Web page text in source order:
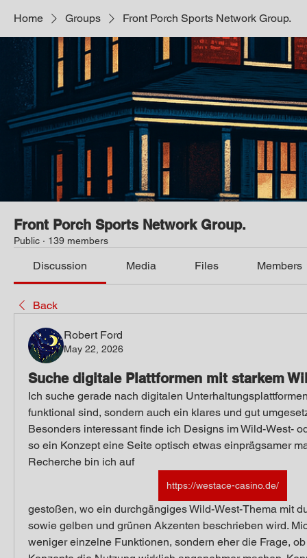
Home Groups Front Porch Sports Network Group.
Front Porch Sports Network Group.
Public · 139 members
Discussion Media Files Members
Back
Robert Ford
May 22, 2026
Suche digitale Plattformen mit starkem
Ich suche gerade nach digitalen
funktional sind, sondern auch ein klares und gut
Besonders interessant finde ich Designs im Wild-West-
so ein Konzept eine Seite optisch etwas einprägsamer
Recherche bin ich auf
https://westace-casino.de/
gestoßen, wo ein durchgängiges Wild-West-Thema mit
sowie gelben und grünen Akzenten beschrieben wird.
weniger einzelne Funktionen, sondern eher die Frage,